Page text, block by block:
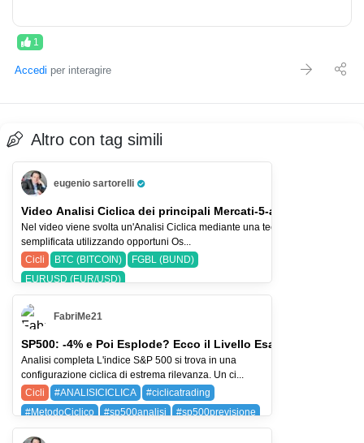
1
Accedi per interagire
Altro con tag simili
eugenio sartorelli
Pro Trader
Video Analisi Ciclica dei principali Mercati-5-ago-26
Nel video viene svolta un'Analisi Ciclica mediante una tecnica
semplificata utilizzando opportuni Os...
Cicli
BTC (BITCOIN)
FGBL (BUND)
EURUSD (EUR/USD)
FabriMe21
SP500: -4% e Poi Esplode? Ecco il Livello Esatto
Analisi completa L'indice S&P 500 si trova in una
configurazione ciclica di estrema rilevanza. Un ci...
Cicli
#ANALISICICLICA
#ciclicatrading
#MetodoCiclico
#sp500analisi
#sp500previsione
SPX (SP 500)